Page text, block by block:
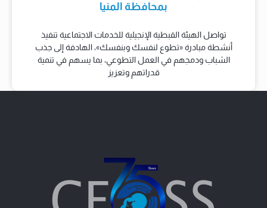
بمحافظة المنيا
تواصل الهيئة القبطية الإنجيلية للخدمات الاجتماعية تنفيذ
أنشطة مبادرة «تطوع لنفسك وبنفسك»، الهادفة إلى جذب
الشباب ودمجهم في العمل التطوعي، بما يسهم في تنمية
قدراتهم وتعزيز